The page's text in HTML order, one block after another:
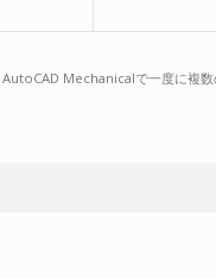
AutoCAD Mechanicalで一度に複数